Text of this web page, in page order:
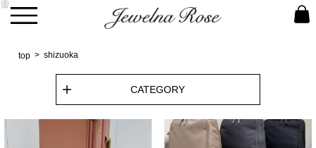
top shizuoka
CATEGORY